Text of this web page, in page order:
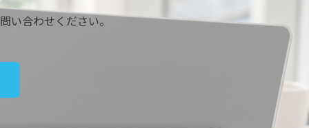
い合わせください。